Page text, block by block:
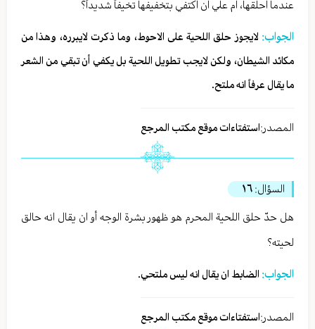
عندما احلقها، ام علي ان اكتفي بتخفيفها تخيفاً شديداً؟
الجواب: لايجوز حلق اللحية على الاحوط، وما ذكرت لايبرره، وهذا من
مكائد الشيطان، ولكن لايجب تطويل اللحية بل يكفي أن تبقي من الشعر
ما يقال عرفاً انه ملتح.
المصدر:استفتاءات موقع مكتب المرجع
السؤال: ١٦
هل حدّ حلق اللحية المحرم هو ظهور بشرة الوجه أو ان يقال انه حالق
لحيته؟
الجواب: الضابط ان يقال انه ليس ملتحي.
المصدر:استفتاءات موقع مكتب المرجع